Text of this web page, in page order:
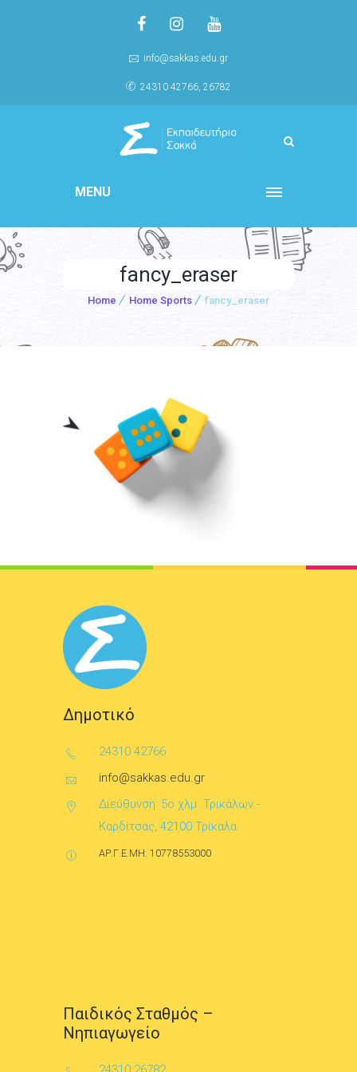
info@sakkas.edu.gr
24310 42766, 26782
MENU
fancy_eraser
Home Home Sports fancy_eraser
Δημοτικό
24310 42766
info@sakkas.edu.gr
Διεύθυνση: 5ο χλμ. Τρικάλων -
Καρδίτσας, 42100 Τρίκαλα
ΑΡ.Γ.Ε.ΜΗ: 10778553000
Παιδικός Σταθμός –
Νηπιαγωγείο